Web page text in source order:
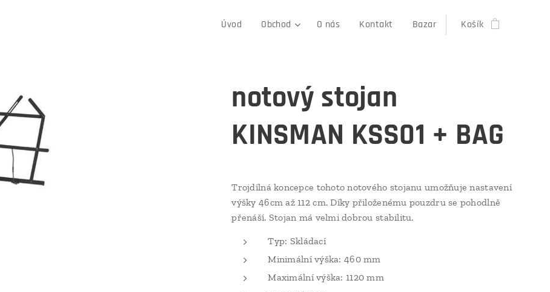
Úvod Obchod O nás Kontakt Bazar Košík
notový stojan
KINSMAN KSS01 + BAG
Trojdílná koncepce tohoto notového stojanu umožňuje nastavení
výšky 46cm až 112 cm. Díky přiloženému pouzdru se pohodlně
přenáší. Stojan má velmi dobrou stabilitu.
Typ: Skládací
Minimální výška: 460 mm
Maximální výška: 1120 mm